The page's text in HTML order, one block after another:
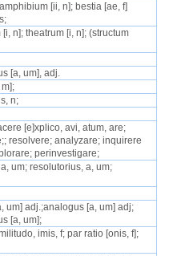
[ii, n]; bestia [ae, f]
n]; theatrum [i, n]; (structum
[a, um], adj.
n;
[e]xplico, avi, atum, are;
resolvere; analyzare; inquirere
perinvestigare;
um; resolutorius, а, um;
adj.;analogus [a, um] adj;
[a, um];
imis, f; par ratio [onis, f];